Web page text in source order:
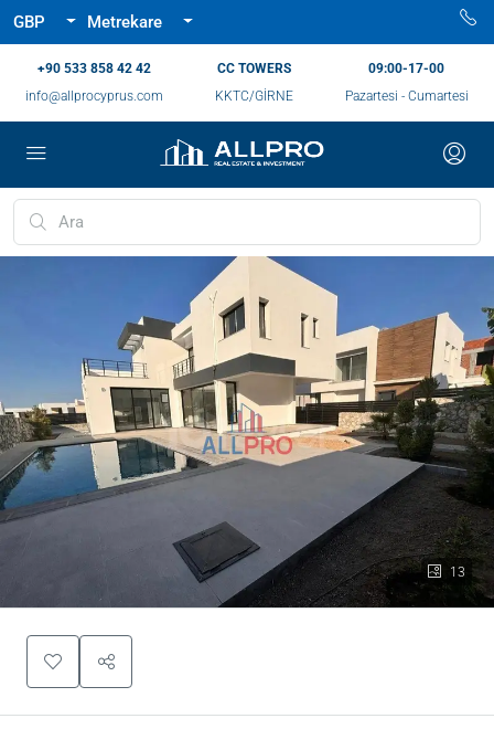
GBP Metrekare
‪+90 533 858 42 42‬
info@allprocyprus.com
CC TOWERS
KKTC/GİRNE
09:00-17-00
Pazartesi - Cumartesi
13